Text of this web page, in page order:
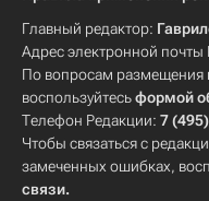
Главный редактор:
Адрес электронной почты
По вопросам размещения
воспользуйтесьформой
Телефон Редакции: 7
Чтобы связаться с
замеченных ошибках,
связи.